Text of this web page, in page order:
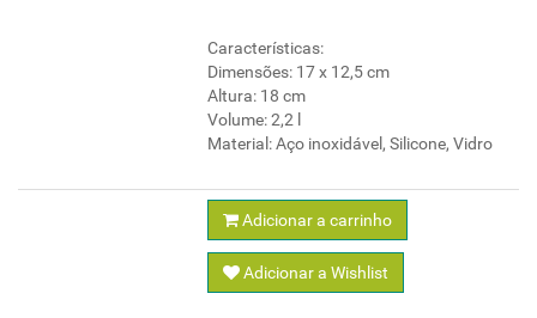
Características:
Dimensões: 17 x 12,5 cm
Altura: 18 cm
Volume: 2,2 l
Material: Aço inoxidável, Silicone, Vidro
Adicionar a carrinho
Adicionar a Wishlist